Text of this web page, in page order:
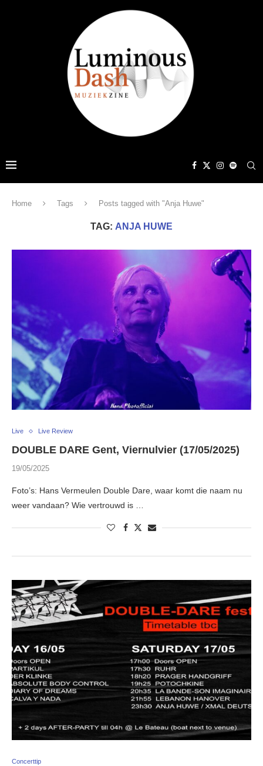
Home Tags Posts tagged with "Anja Huwe"
TAG: ANJA HUWE
Live Live Review
DOUBLE DARE Gent, Viernulvier (17/05/2025)
19/05/2025
Foto’s: Hans Vermeulen Double Dare, waar komt die naam nu
weer vandaan? Wie vertrouwd is …
Concerttip